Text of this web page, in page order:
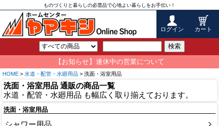
ものづくりと暮らしの必需品で心地よい暮らしをお手伝い！
ログイン カート
検索
【お知らせ】連休中の営業について
HOME > 水道・配管・水廻用品 > 洗面・浴室用品
洗面・浴室用品 通販の商品一覧
水道・配管・水廻用品 も幅広く取り揃えております。
洗面・浴室用品